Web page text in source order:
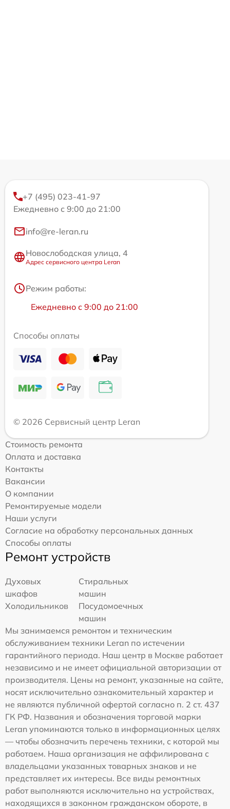
+7 (495) 023-41-97
Ежедневно с 9:00 до 21:00
info@re-leran.ru
Новослободская улица, 4
Адрес сервисного центра Leran
Режим работы:
Ежедневно с 9:00 до 21:00
Способы оплаты
© 2026 Сервисный центр Leran
Стоимость ремонта
Оплата и доставка
Контакты
Вакансии
О компании
Ремонтируемые модели
Наши услуги
Согласие на обработку персональных данных
Способы оплаты
Ремонт устройств
Духовых
шкафов
Стиральных
машин
Холодильников
Посудомоечных
машин
Мы занимаемся ремонтом и техническим
обслуживанием техники Leran по истечении
гарантийного периода. Наш центр в Москве работает
независимо и не имеет официальной авторизации от
производителя. Цены на ремонт, указанные на сайте,
носят исключительно ознакомительный характер и
не являются публичной офертой согласно п. 2 ст. 437
ГК РФ. Названия и обозначения торговой марки
Leran упоминаются только в информационных целях
— чтобы обозначить перечень техники, с которой мы
работаем. Наша организация не аффилирована с
владельцами указанных товарных знаков и не
представляет их интересы. Все виды ремонтных
работ выполняются исключительно на устройствах,
находящихся в законном гражданском обороте, в